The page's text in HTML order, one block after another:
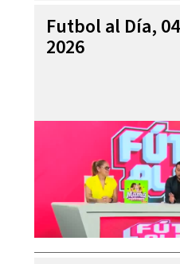
Futbol al Día,
2026